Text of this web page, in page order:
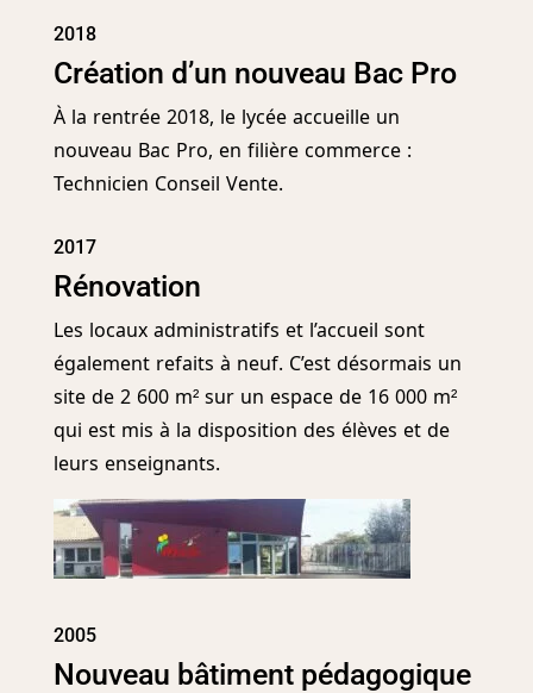
2018
Création d’un nouveau Bac Pro
À la rentrée 2018, le lycée accueille un
nouveau Bac Pro, en filière commerce :
Technicien Conseil Vente.
2017
Rénovation
Les locaux administratifs et l’accueil sont
également refaits à neuf. C’est désormais un
site de 2 600 m² sur un espace de 16 000 m²
qui est mis à la disposition des élèves et de
leurs enseignants.
2005
Nouveau bâtiment pédagogique